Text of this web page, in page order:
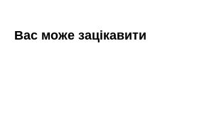
Вас може зацікавити